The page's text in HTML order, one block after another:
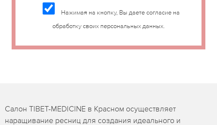
Нажимая на кнопку, Вы даете согласие на
обработку своих персональных данных.
Салон TIBET-MEDICINE в Красном осуществляет
наращивание ресниц для создания идеального и